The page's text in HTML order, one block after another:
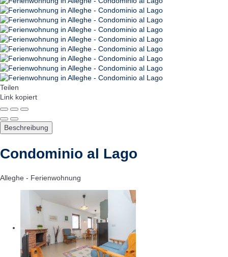
Teilen
Link kopiert
Beschreibung
Condominio al Lago
Alleghe - Ferienwohnung